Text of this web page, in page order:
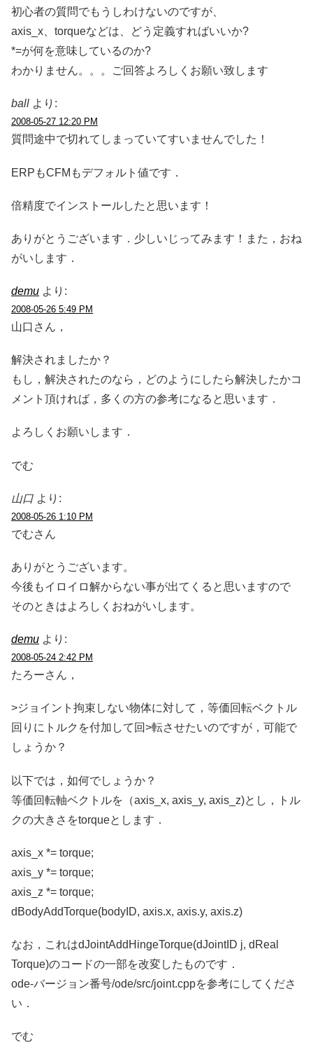
初心者の質問でもうしわけないのですが、
axis_x、torqueなどは、どう定義すればいいか?
*=が何を意味しているのか?
わかりません。。。ご回答よろしくお願い致します
ball より:
2008-05-27 12:20 PM
質問途中で切れてしまっていてすいませんでした！
ERPもCFMもデフォルト値です．
倍精度でインストールしたと思います！
ありがとうございます．少しいじってみます！また，おね
がいします．
demu より:
2008-05-26 5:49 PM
山口さん，
解決されましたか？
もし，解決されたのなら，どのようにしたら解決したかコ
メント頂ければ，多くの方の参考になると思います．
よろしくお願いします．
でむ
山口 より:
2008-05-26 1:10 PM
でむさん
ありがとうございます。
今後もイロイロ解からない事が出てくると思いますので
そのときはよろしくおねがいします。
demu より:
2008-05-24 2:42 PM
たろーさん，
>ジョイント拘束しない物体に対して，等価回転ベクトル
回りにトルクを付加して回>転させたいのですが，可能で
しょうか？
以下では，如何でしょうか？
等価回転軸ベクトルを（axis_x, axis_y, axis_z)とし，トル
クの大きさをtorqueとします．
axis_x *= torque;
axis_y *= torque;
axis_z *= torque;
dBodyAddTorque(bodyID, axis.x, axis.y, axis.z)
なお，これはdJointAddHingeTorque(dJointID j, dReal
Torque)のコードの一部を改変したものです．
ode-バージョン番号/ode/src/joint.cppを参考にしてくださ
い．
でむ